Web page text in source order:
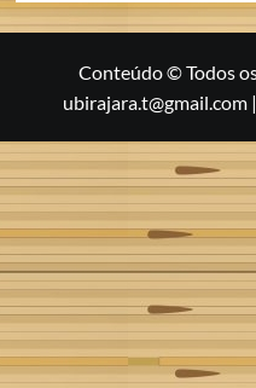
Conteúdo © Todos
ubirajara.t@gmail.com |